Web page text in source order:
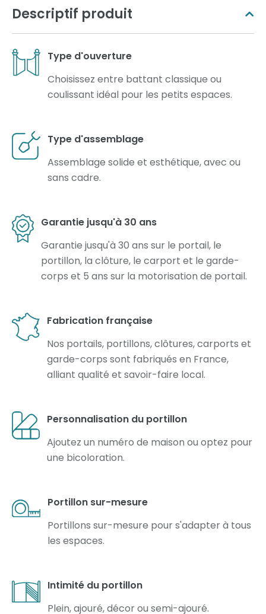
Descriptif produit
Type d'ouverture
Choisissez entre battant classique ou
coulissant idéal pour les petits espaces.
Type d'assemblage
Assemblage solide et esthétique, avec ou
sans cadre.
Garantie jusqu'à 30 ans
Garantie jusqu'à 30 ans sur le portail, le
portillon, la clôture, le carport et le garde-
corps et 5 ans sur la motorisation de portail.
Fabrication française
Nos portails, portillons, clôtures, carports et
garde-corps sont fabriqués en France,
alliant qualité et savoir-faire local.
Personnalisation du portillon
Ajoutez un numéro de maison ou optez pour
une bicoloration.
Portillon sur-mesure
Portillons sur-mesure pour s'adapter à tous
les espaces.
Intimité du portillon
Plein, ajouré, décor ou semi-ajouré.